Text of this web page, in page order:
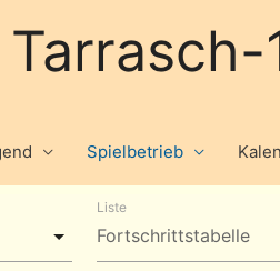
Spielbetrieb
Liste